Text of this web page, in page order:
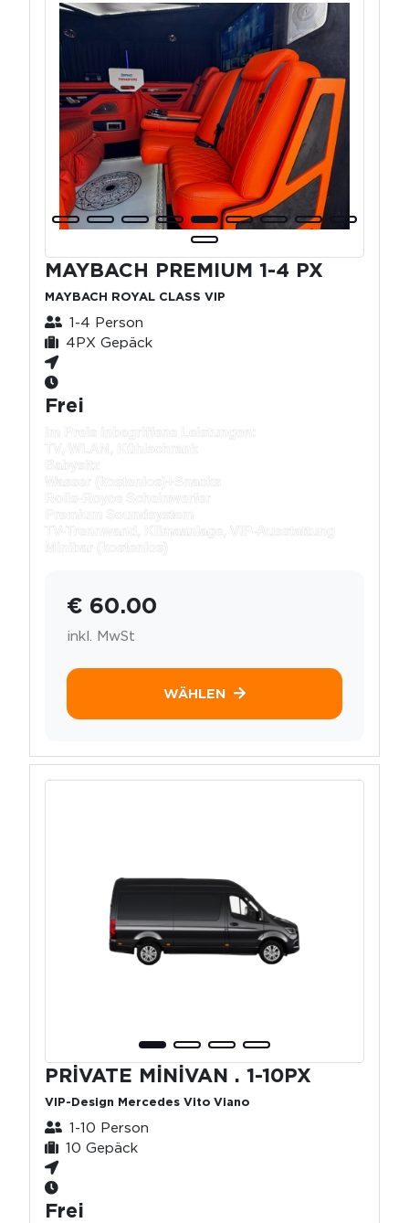
MAYBACH PREMIUM 1-4 PX
MAYBACH ROYAL CLASS VIP
1-4 Person
4PX Gepäck
Frei
TV, WLAN, Kühlschrank
Wasser (kostenlos)+
Rolls-Royce Scheinwerfer
TV-Trennwand, Klimaanlage, VIP-Ausstattung
Minibar (kostenlos)
€ 60.00
inkl. MwSt
WÄHLEN
PRİVATE MİNİVAN . 1-10PX
VIP-Design Mercedes Vito Viano
1-10 Person
10 Gepäck
Frei